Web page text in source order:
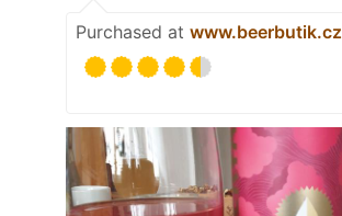
Purchased at www.beerbutik.cz